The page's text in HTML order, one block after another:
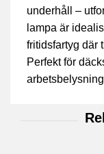
underhåll –
lampa är
fritidsfartyg där
Perfekt för